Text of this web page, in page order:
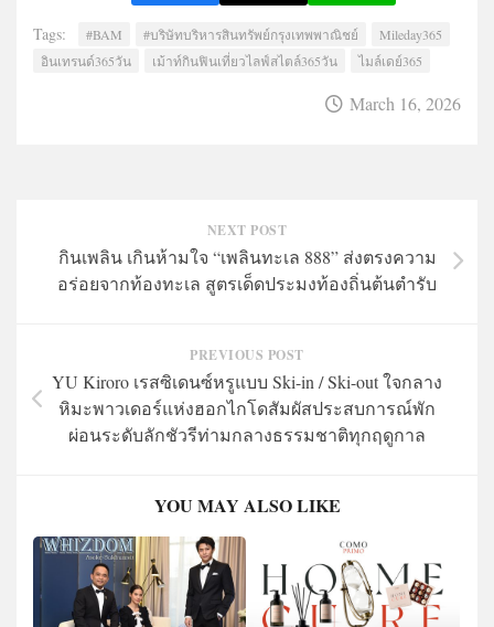
Tags: #BAM #บริษัทบริหารสินทรัพย์กรุงเทพพาณิชย์
Mileday365
อินเทรนด์365วัน
เม้าท์กินฟินเที่ยวไลฟ์สไตล์365วัน ไมล์เดย์365
March 16, 2026
NEXT POST
กินเพลิน เกินห้ามใจ “เพลินทะเล 888” ส่งตรงความ
อร่อยจากท้องทะเล สูตรเด็ดประมงท้องถิ่นต้นตำรับ
PREVIOUS POST
YU Kiroro เรสซิเดนซ์หรูแบบ Ski-in / Ski-out ใจกลาง
หิมะพาวเดอร์แห่งฮอกไกโดสัมผัสประสบการณ์พัก
ผ่อนระดับลักชัวรีท่ามกลางธรรมชาติทุกฤดูกาล
YOU MAY ALSO LIKE